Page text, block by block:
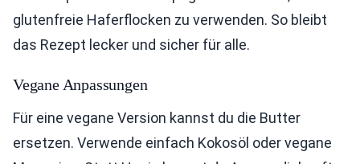
glutenfreie Haferflocken zu verwenden. So bleibt
das Rezept lecker und sicher für alle.
Vegane Anpassungen
Für eine vegane Version kannst du die Butter
ersetzen. Verwende einfach Kokosöl oder vegane